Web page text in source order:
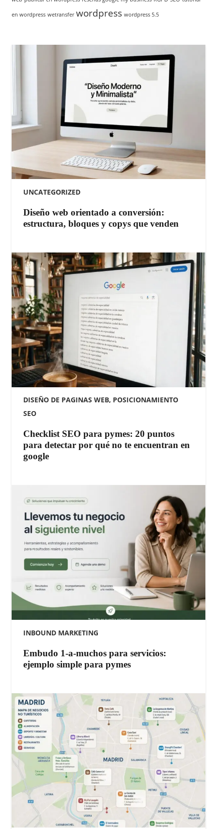
en wordpress wetransfer wordpress wordpress 5.5
UNCATEGORIZED
Diseño web orientado a conversión:
estructura, bloques y copys que venden
DISEÑO DE PAGINAS WEB, POSICIONAMIENTO
SEO
Checklist SEO para pymes: 20 puntos
para detectar por qué no te encuentran en
google
INBOUND MARKETING
Embudo 1-a-muchos para servicios:
ejemplo simple para pymes